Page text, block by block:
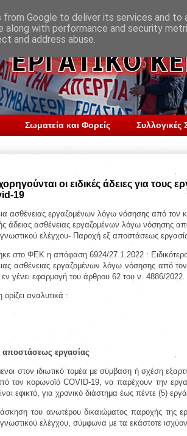
Σωματεία και Φορείς Συλλογικές
οι ειδικές άδειες για τους
19
ασθένειας εργαζομένων λόγω νόσησης από τον
άδειας ασθένειας εργαζομένων λόγω νόσησης
ελέγχου- Παροχή εξ αποστάσεως
στο ΦΕΚ η απόφαση 6924/27.1.2022 :
ασθένειας εργαζομένων λόγω νόσησης από
εν γένει εφαρμογή του άρθρου 62 του ν. 4886/2022.
αναλυτικά :
αποστάσεως εργασίας
στον ιδιωτικό τομέα με σύμβαση ή σχέση
τον κορωνοϊό COVID-19, να παρέχουν την
εφικτό, για χρονικό διάστημα έως πέντε (5)
του ανωτέρου δικαιώματος παροχής της
ελέγχου, σύμφωνα με τα εκάστοτε
Google to deliver its services and to
along with performance and security
and address abuse.